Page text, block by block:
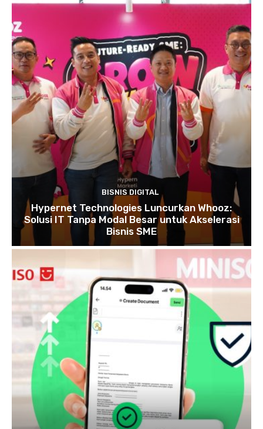
BISNIS DIGITAL
Hypernet Technologies Luncurkan Whooz:
Solusi IT Tanpa Modal Besar untuk Akselerasi
Bisnis SME